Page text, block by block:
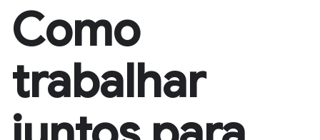
Como
trabalhar